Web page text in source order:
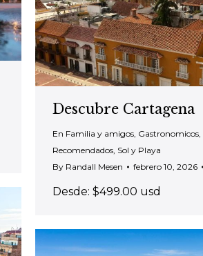
Descubre Cartagena
En Familia y amigos Gastronomicos
Recomendados Sol y Playa
By Randall Mesen febrero 10, 2026
Desde: $499.00 usd